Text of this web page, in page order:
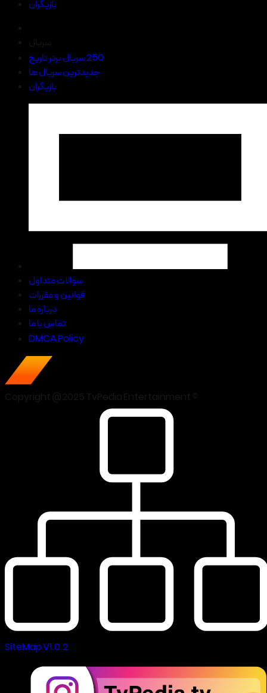
بازیگران
250 سریال برتر تاریخ
جدیدترین سریال ها
بازیگران
سوالات متداول
قوانین و مقررات
درباره ما
تماس با ما
DMCA Policy
SiteMap V1.0.2